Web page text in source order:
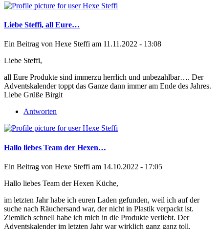
Liebe Steffi, all Eure…
Ein Beitrag von Hexe Steffi am 11.11.2022 - 13:08
Liebe Steffi,
all Eure Produkte sind immerzu herrlich und unbezahlbar…. Der
Adventskalender toppt das Ganze dann immer am Ende des Jahres.
Liebe Grüße Birgit
Antworten
Hallo liebes Team der Hexen…
Ein Beitrag von Hexe Steffi am 14.10.2022 - 17:05
Hallo liebes Team der Hexen Küche,
im letzten Jahr habe ich euren Laden gefunden, weil ich auf der
suche nach Räuchersand war, der nicht in Plastik verpackt ist.
Ziemlich schnell habe ich mich in die Produkte verliebt. Der
Adventskalender im letzten Jahr war wirklich ganz ganz toll.